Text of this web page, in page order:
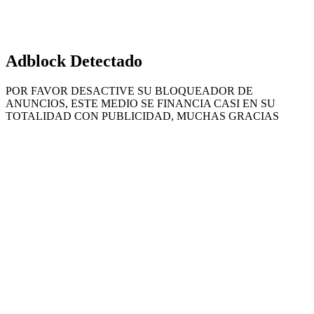
Adblock Detectado
POR FAVOR DESACTIVE SU BLOQUEADOR DE
ANUNCIOS, ESTE MEDIO SE FINANCIA CASI EN SU
TOTALIDAD CON PUBLICIDAD, MUCHAS GRACIAS